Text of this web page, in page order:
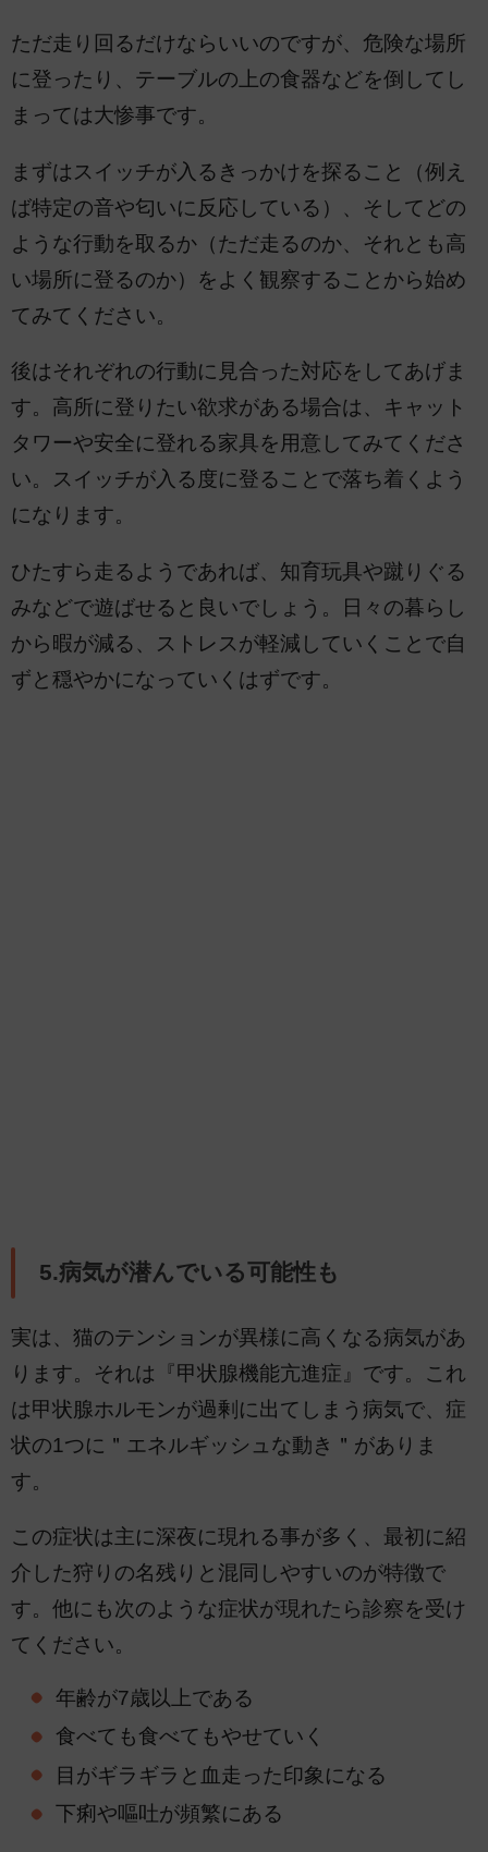
ただ走り回るだけならいいのですが、危険な場所
に登ったり、テーブルの上の食器などを倒してし
まっては大惨事です。
まずはスイッチが入るきっかけを探ること（例え
ば特定の音や匂いに反応している）、そしてどの
ような行動を取るか（ただ走るのか、それとも高
い場所に登るのか）をよく観察することから始め
てみてください。
後はそれぞれの行動に見合った対応をしてあげま
す。高所に登りたい欲求がある場合は、キャット
タワーや安全に登れる家具を用意してみてくださ
い。スイッチが入る度に登ることで落ち着くよう
になります。
ひたすら走るようであれば、知育玩具や蹴りぐる
みなどで遊ばせると良いでしょう。日々の暮らし
から暇が減る、ストレスが軽減していくことで自
ずと穏やかになっていくはずです。
5.病気が潜んでいる可能性も
実は、猫のテンションが異様に高くなる病気があ
ります。それは『甲状腺機能亢進症』です。これ
は甲状腺ホルモンが過剰に出てしまう病気で、症
状の1つに＂エネルギッシュな動き＂がありま
す。
この症状は主に深夜に現れる事が多く、最初に紹
介した狩りの名残りと混同しやすいのが特徴で
す。他にも次のような症状が現れたら診察を受け
てください。
年齢が7歳以上である
食べても食べてもやせていく
目がギラギラと血走った印象になる
下痢や嘔吐が頻繁にある